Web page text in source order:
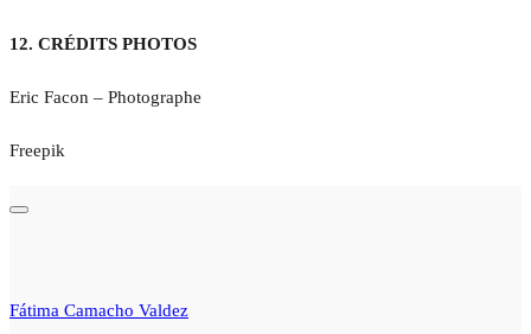
12. CRÉDITS PHOTOS
Eric Facon – Photographe
Freepik
Fátima Camacho Valdez